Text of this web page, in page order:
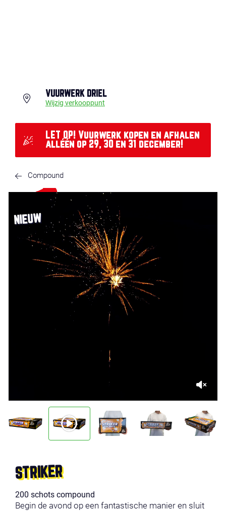
VUURWERK DRIEL
Wijzig verkooppunt
LET OP! Vuurwerk kopen en afhalen
alléén op 29, 30 en 31 december!
Compound
NIEUW
STRIKER
200 schots compound
Begin de avond op een fantastische manier en sluit